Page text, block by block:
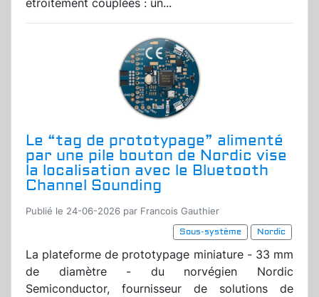
étroitement couplées : un...
Le “tag de prototypage” alimenté
par une pile bouton de Nordic vise
la localisation avec le Bluetooth
Channel Sounding
Publié le 24-06-2026 par Francois Gauthier
Sous-système
Nordic
La plateforme de prototypage miniature - 33 mm
de diamètre - du norvégien Nordic
Semiconductor, fournisseur de solutions de